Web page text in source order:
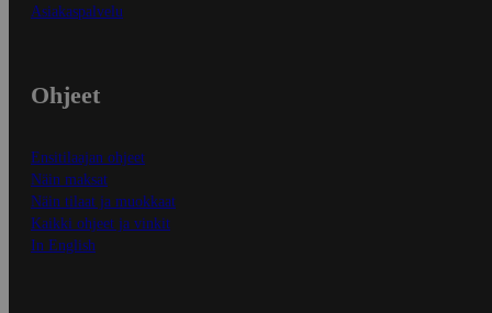
Asiakaspalvelu
Ohjeet
Ensitilaajan ohjeet
Näin maksat
Näin tilaat ja muokkaat
Kaikki ohjeet ja vinkit
In English